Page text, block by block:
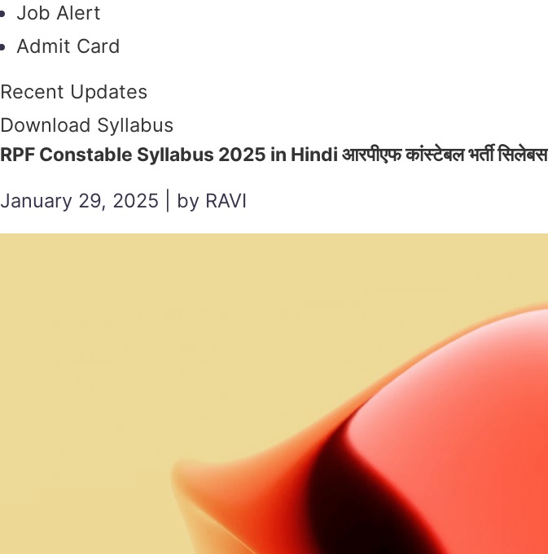
Job Alert
Admit Card
Recent Updates
Download Syllabus
RPF Constable Syllabus 2025 in Hindi आरपीएफ कांस्टेबल भर्ती सिलेबस
January 29, 2025 | by RAVI